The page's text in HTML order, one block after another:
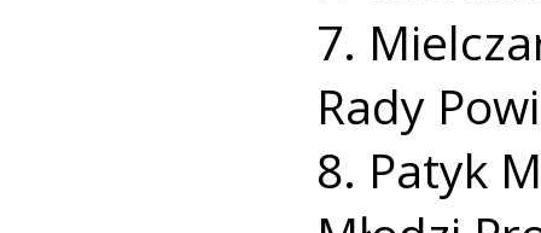
7.
Rady
8. Patyk